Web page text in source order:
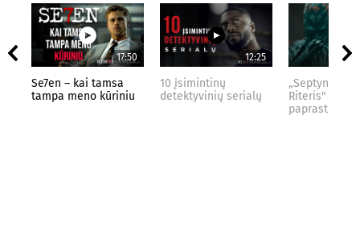
17:50
Se7en – kai tamsa
tampa meno kūriniu
12:25
10 įsimintinų
detektyvinių serialų
„Septynių
Riteris" – kai
paprastumas